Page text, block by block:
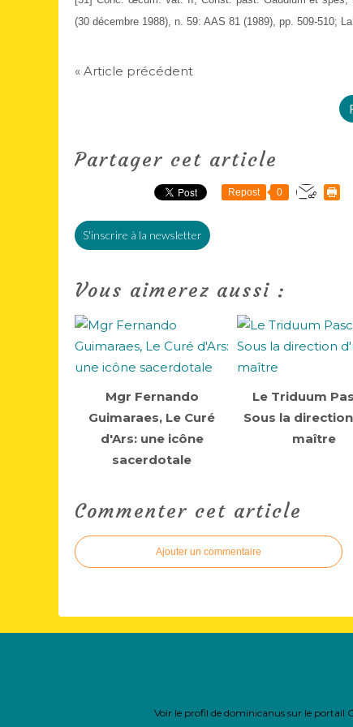
(30 décembre 1988), n. 59: AAS 81 (1989), pp. 509-510;
« Article précédent
Partager cet article
Repost 0
S'inscrire à la newsletter
Vous aimerez aussi :
Mgr Fernando
Guimaraes, Le Curé
d'Ars: une icône
sacerdotale
Le Triduum
Sous la
maître
Commenter cet article
Ajouter un commentaire
Voir le profil de dominicanus sur le portail